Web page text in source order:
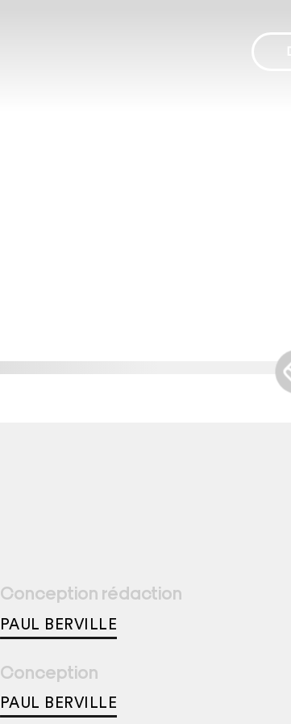
Conception rédaction
PAUL BERVILLE
Conception
PAUL BERVILLE